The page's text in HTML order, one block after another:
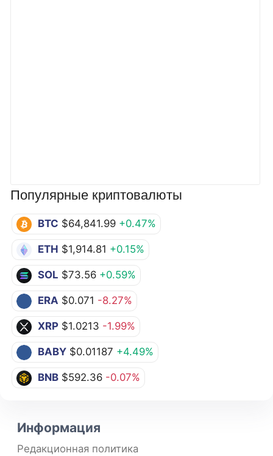
Популярные криптовалюты
BTC $64,841.99 +0.47%
ETH $1,914.81 +0.15%
SOL $73.56 +0.59%
ERA $0.071 -8.27%
XRP $1.0213 -1.99%
BABY $0.01187 +4.49%
BNB $592.36 -0.07%
Информация
Редакционная политика